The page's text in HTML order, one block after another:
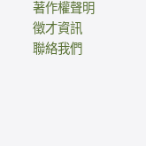
著作權聲明
徵才資訊
聯絡我們